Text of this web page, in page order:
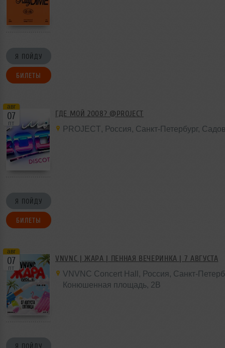
Я ПОЙДУ
БИЛЕТЫ
авг
07
пт
Я ПОЙДУ
БИЛЕТЫ
ГДЕ МОЙ 2008? @PROJECT
PROJECT, Россия , Санкт-Петербург,
авг
07
пт
Я ПОЙДУ
VNVNC | ЖАРА | ПЕННАЯ ВЕЧЕРИНКА | 7 АВГУСТА
VNVNC Concert Hall , Россия , Санкт-
Конюшенная площадь, 2B